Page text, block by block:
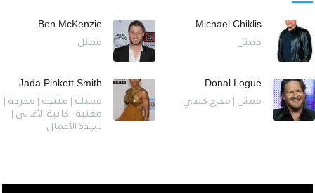
Michael Chiklis
ممثل
Ben McKenzie
ممثل
Donal Logue
ممثل | مخرج كندي
Jada Pinkett Smith
ممثلة | منتجة | مخرجة |
مغنية | كاتبة الأغاني |
سيدة الأعمال